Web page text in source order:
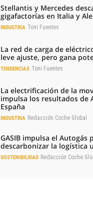
Stellantis y Mercedes
gigafactorías en Italia y
INDUSTRIA Toni Fuentes
La red de carga de
leve ajuste, pero gana
TENDENCIAS Toni Fuentes
La electrificación de la
impulsa los resultados de
España
INDUSTRIA Redacción Coche Global
GASIB impulsa el Autogás
descarbonizar la logística
SOSTENIBILIDAD Redacción Coche